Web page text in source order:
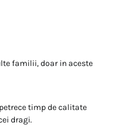
familii, doar in aceste
timp de calitate
dragi.